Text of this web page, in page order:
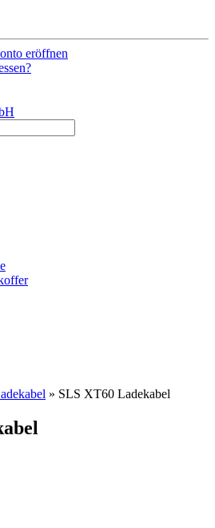
eröffnen
» SLS XT60 Ladekabel